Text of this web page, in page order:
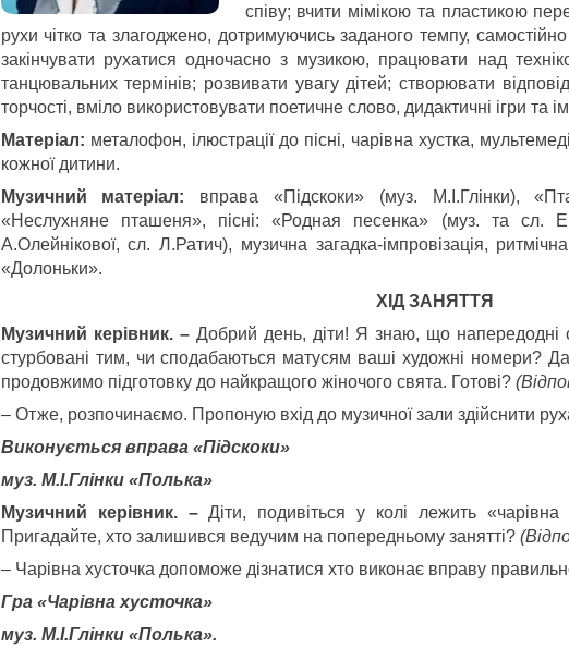
співу; вчити мімікою та пластикою
рухи чітко та злагоджено, дотримуючись заданого темпу,
закінчувати рухатися одночасно з музикою, працювати над
танцювальних термінів; розвивати увагу дітей; створювати
торчості, вміло використовувати поетичне слово, дидактичні ігри та
Матеріал: металофон, ілюстрації до пісні, чарівна хустка,
кожної дитини.
Музичний матеріал: вправа «Підскоки» (муз. М.І.Глінки),
«Неслухняне пташеня», пісні: «Родная песенка» (муз. та сл.
А.Олейнікової, сл. Л.Ратич), музична загадка-імпровізація,
«Долоньки».
ХІД ЗАНЯТТЯ
Музичний керівник. – Добрий день, діти! Я знаю, що напередодні
стурбовані тим, чи сподабаються матусям ваші художні номери?
продовжимо підготовку до найкращого жіночого свята. Готові?
– Отже, розпочинаємо. Пропоную вхід до музичної зали здійснити
Виконується вправа «Підскоки»
муз. М.І.Глінки «Полька»
Музичний керівник. –Діти, подивіться у колі лежить
Пригадайте, хто залишився ведучим на попередньому занятті?
– Чарівна хусточка допоможе дізнатися хто виконає вправу
Гра «Чарівна хусточка»
муз. М.І.Глінки «Полька».